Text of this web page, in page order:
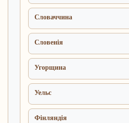
Словаччина
Словенія
Угорщина
Уельс
Фінляндія